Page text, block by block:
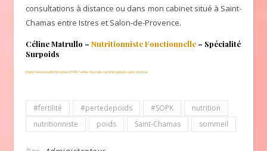
consultations à distance ou dans mon cabinet situé à Saint-
Chamas entre Istres et Salon-de-Provence.
Céline Matrullo – Nutritionniste Fonctionnelle – Spécialité
Surpoids
https://www.resalib.fr/praticien/60807-celine-matrullo-nutritherapeute-saint-chamas
#fertilité #pertedepoids #SOPK
nutrition
nutritionniste
poids Saint-Chamas sommeil